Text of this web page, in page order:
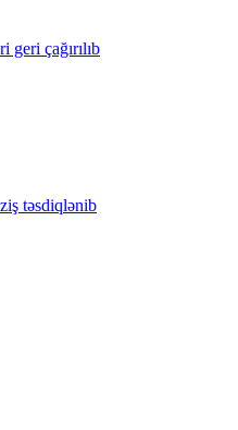
geri çağırılıb
təsdiqlənib